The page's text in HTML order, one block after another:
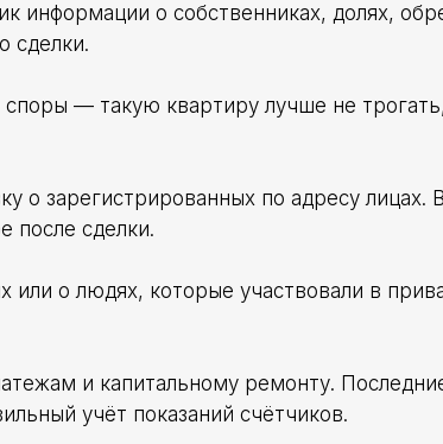
информации о собственниках, долях,
сделки.
споры — такую квартиру лучше не
о зарегистрированных по адресу лицах.
после сделки.
о людях, которые участвовали в
и капитальному ремонту.
учёт показаний счётчиков.